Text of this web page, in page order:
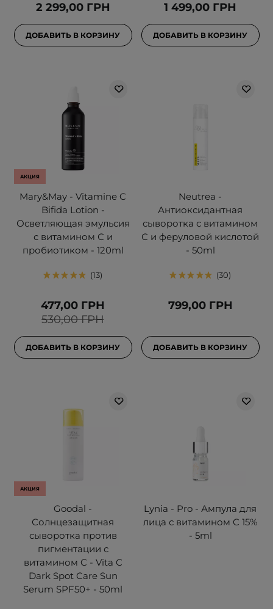
2 299,00 ГРН
ДОБАВИТЬ В КОРЗИНУ
1 499,00 ГРН
ДОБАВИТЬ В КОРЗИНУ
АКЦИЯ
Mary&May - Vitamine C
Bifida Lotion -
Осветляющая эмульсия
с витамином С и
пробиотиком - 120ml
13
530,00 ГРН
477,00 ГРН
ДОБАВИТЬ В КОРЗИНУ
Neutrea -
Антиоксидантная
сыворотка с витамином
С и феруловой кислотой
- 50ml
30
799,00 ГРН
ДОБАВИТЬ В КОРЗИНУ
АКЦИЯ
Goodal -
Солнцезащитная
сыворотка против
пигментации с
витамином C - Vita C
Dark Spot Care Sun
Serum SPF50+ - 50ml
Lynia - Pro - Ампула для
лица с витамином C 15%
- 5ml